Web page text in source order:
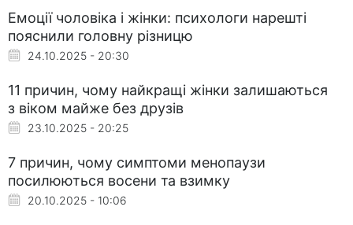
Емоції чоловіка і жінки: психологи нарешті
пояснили головну різницю
24.10.2025 - 20:30
11 причин, чому найкращі жінки залишаються
з віком майже без друзів
23.10.2025 - 20:25
7 причин, чому симптоми менопаузи
посилюються восени та взимку
20.10.2025 - 10:06